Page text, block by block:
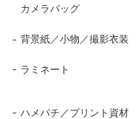
カメラバッグ
背景紙／小物／撮影衣装
ラミネート
ハメパチ／プリント資材